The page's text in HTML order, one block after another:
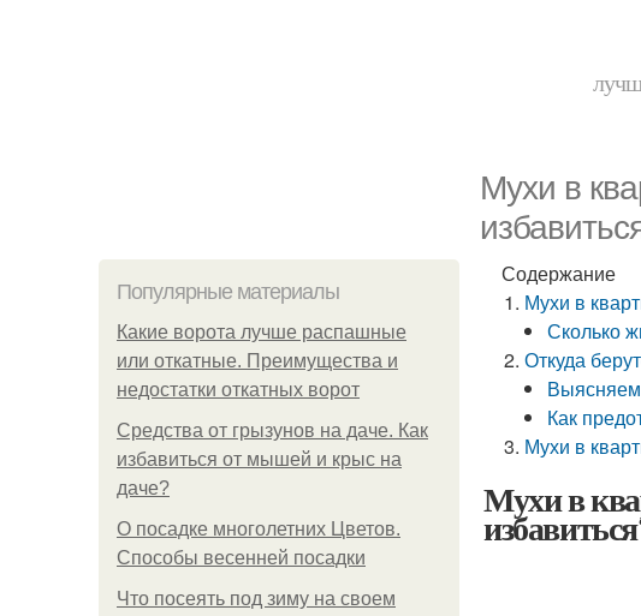
Мухи в
Популярные материалы
Какие ворота лучше распашные
или откатные. Преимущества и
недостатки откатных ворот
Средства от грызунов на даче. Как
избавиться от мышей и крыс на
даче?
О посадке многолетних Цветов.
Способы весенней посадки
Что посеять под зиму на своем
Содержание
Мухи в
Сколько
Откуда
Как
Мухи в
Мухи в